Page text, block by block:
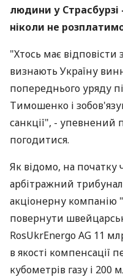
людини у Страсбурзі
ніколи не
"Хтось має
визнають Україну
попереднього уряду
Тимошенко і
санкції", -
погодитися.
Як відомо, на початку
арбітражний
акціонерну компанію
повернути
RosUkrEnergo AG 11
в якості компенсації
кубометрів газу і 200